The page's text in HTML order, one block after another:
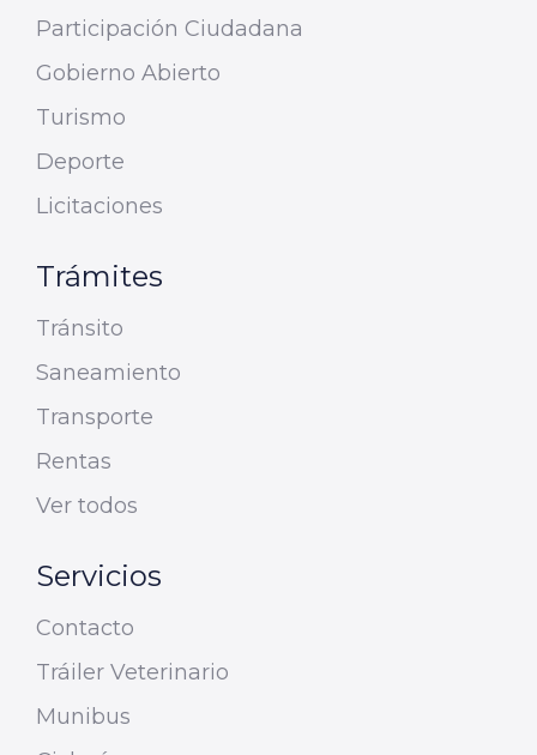
Participación Ciudadana
Gobierno Abierto
Turismo
Deporte
Licitaciones
Trámites
Tránsito
Saneamiento
Transporte
Rentas
Ver todos
Servicios
Contacto
Tráiler Veterinario
Munibus